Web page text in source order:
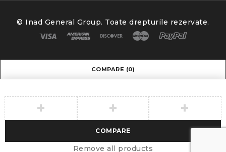
© Inad General Group. Toate drepturile rezervate.
COMPARE (0)
COMPARE
Remove all products